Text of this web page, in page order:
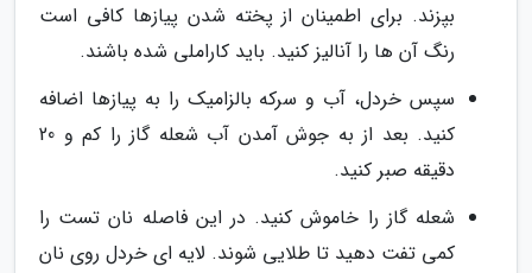
بپزند. برای اطمینان از پخته شدن پیازها کافی است
رنگ آن ها را آنالیز کنید. باید کاراملی شده باشند.
سپس خردل، آب و سرکه بالزامیک را به پیازها اضافه
کنید. بعد از به جوش آمدن آب شعله گاز را کم و 20
دقیقه صبر کنید.
شعله گاز را خاموش کنید. در این فاصله نان تست را
کمی تفت دهید تا طلایی شوند. لایه ای خردل روی نان